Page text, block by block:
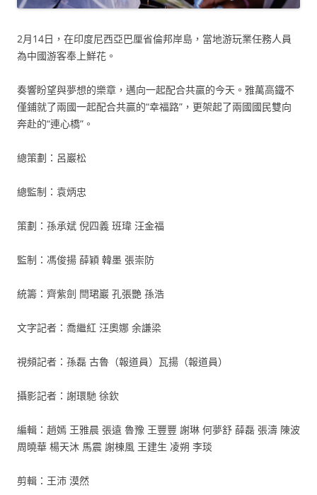
2月14日，在印度尼西亞巴厘省倫邦岸島，當地游玩業任務人員
為中國游客奉上鮮花。
奏響盼望與夢想的樂章，邁向一起配合共贏的今天。雅萬高鐵不
僅鋪就了兩國一起配合共贏的“幸福路”，更架起了兩國國民雙向
奔赴的“連心橋”。
總策劃：呂巖松
總監制：袁炳忠
策劃：孫承斌 倪四義 班瑋 汪金福
監制：馮俊揚 薛穎 韓墨 張崇防
統籌：齊紫劍 閆珺巖 孔張艷 孫浩
文字記者：喬繼紅 汪奧娜 余謙梁
視頻記者：孫磊 古魯（報道員）瓦揚（報道員）
攝影記者：謝環馳 徐欽
編輯：趙嫣 王雅晨 張遠 魯豫 王豐豐 謝琳 何夢舒 薛磊 張濤 陳波
周曉華 楊天沐 馬震 謝棟風 王建生 凌朔 李琰
剪輯：王沛 漠然